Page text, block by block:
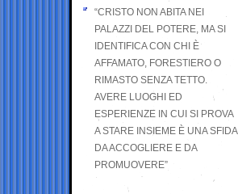
“CRISTO NON ABITA NEI
PALAZZI DEL POTERE, MA SI
IDENTIFICA CON CHI È
AFFAMATO, FORESTIERO O
RIMASTO SENZA TETTO.
AVERE LUOGHI ED
ESPERIENZE IN CUI SI PROVA
A STARE INSIEME È UNA SFIDA
DA ACCOGLIERE E DA
PROMUOVERE”